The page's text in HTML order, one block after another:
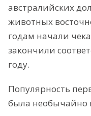
австралийских
животных
годам начали
закончили
году.
Популярность
была необычайно